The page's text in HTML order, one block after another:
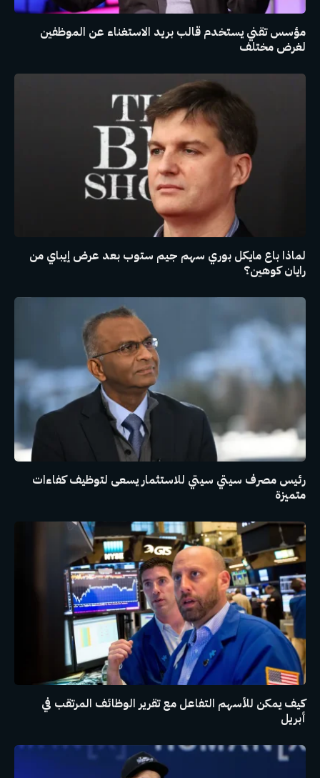
مؤسس تقني يستخدم قالب بريد الاستغناء عن الموظفين
لغرض مختلف
لماذا باع مايكل بوري سهم جيم ستوب بعد عرض إيباي من
رايان كوهين؟
رئيس مصرف سيتي سيتي للاستثمار يسعى لتوظيف كفاءات
متميزة
كيف يمكن للأسهم التفاعل مع تقرير الوظائف المرتقب في
أبريل